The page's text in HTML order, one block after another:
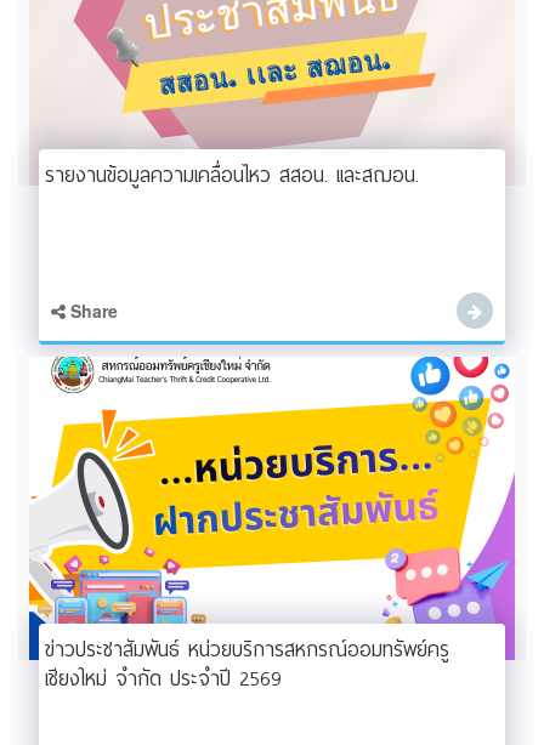
รายงานข้อมูลความเคลื่อนไหว สสอน. เเละสฌอน.
Share
ข่าวประชาสัมพันธ์ หน่วยบริการสหกรณ์ออมทรัพย์ครู
เชียงใหม่ จำกัด ประจำปี 2569